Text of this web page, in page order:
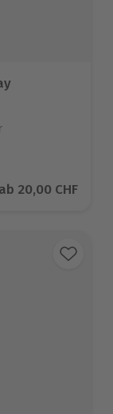
Aktueller Preis
ab 20,00 CHF